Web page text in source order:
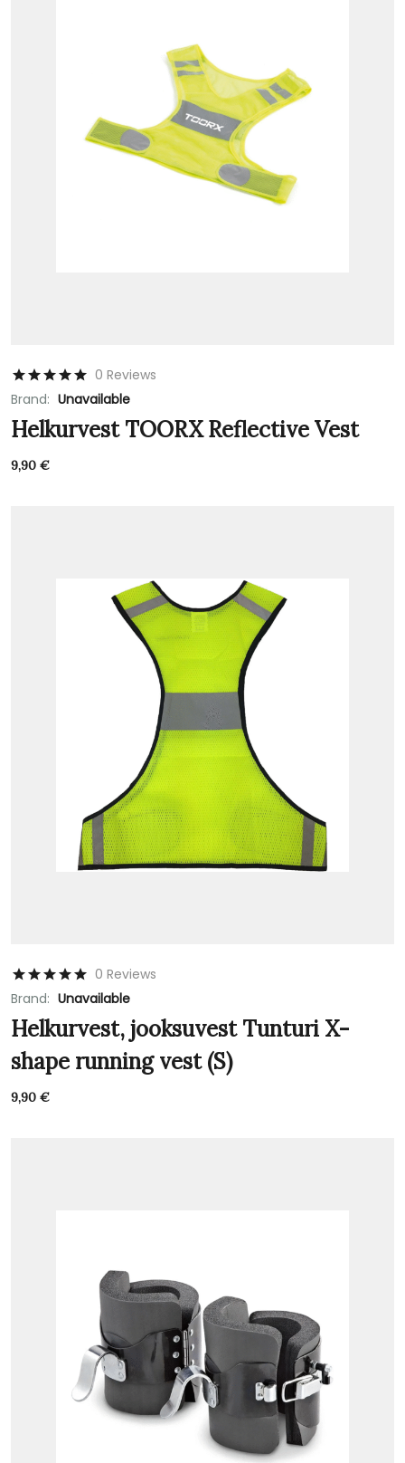
0 Reviews
Brand: Unavailable
Helkurvest TOORX Reflective Vest
9,90 €
0 Reviews
Brand: Unavailable
Helkurvest, jooksuvest Tunturi X-
shape running vest (S)
9,90 €